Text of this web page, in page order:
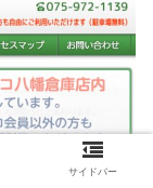
サイドバー